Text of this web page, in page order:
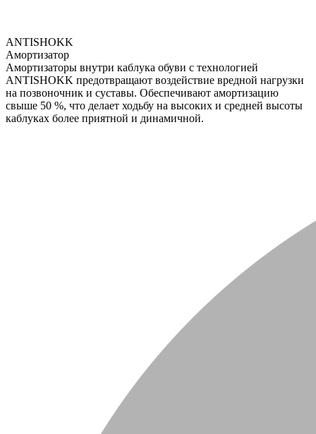
ANTISHOKK
Амортизатор
Амортизаторы внутри каблука обуви с технологией
ANTISHOKK предотвращают воздействие вредной нагрузки
на позвоночник и суставы. Обеспечивают амортизацию
свыше 50 %, что делает ходьбу на высоких и средней высоты
каблуках более приятной и динамичной.